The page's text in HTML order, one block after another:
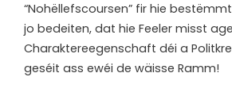
“Nohëllefscoursen” fir hie
jo bedeiten, dat hie Feeler misst
Charaktereegenschaft déi a
geséit ass ewéi de wäisse Ramm!